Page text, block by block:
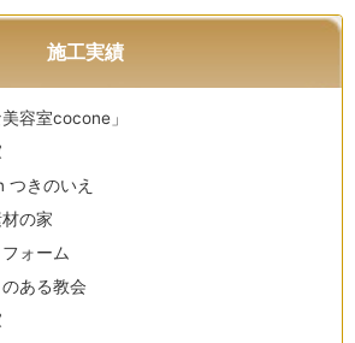
施工実績
容室cocone」
きのいえ
の家
ォーム
ある教会